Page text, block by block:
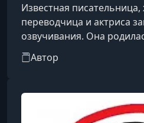
Известная писательница,
переводчица и актриса
озвучивания. Она
в Москве и получила
самых ярких авторов в
Автор